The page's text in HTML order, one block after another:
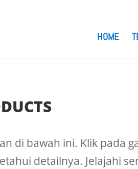
HOME
di bawah ini. Klik pada
detailnya. Jelajahi